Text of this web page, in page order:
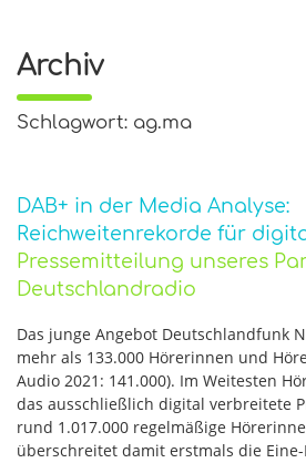
Archiv
Schlagwort: ag.ma
DAB+ in der Media Analyse:
Reichweitenrekorde für
Pressemitteilung unseres
Deutschlandradio
Das junge Angebot Deutschlandfunk
mehr als 133.000 Hörerinnen und
Audio 2021: 141.000). Im Weitesten
das ausschließlich digital verbreitete
rund 1.017.000 regelmäßige
überschreitet damit erstmals die